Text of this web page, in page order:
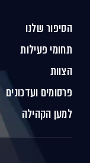
הסיפור שלנו
תחומי פעילות
הצוות
פרסומים ועדכונים
למען הקהילה